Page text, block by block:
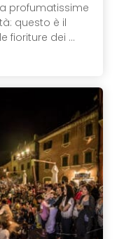
profumatissime
questo è il
fioriture dei ...